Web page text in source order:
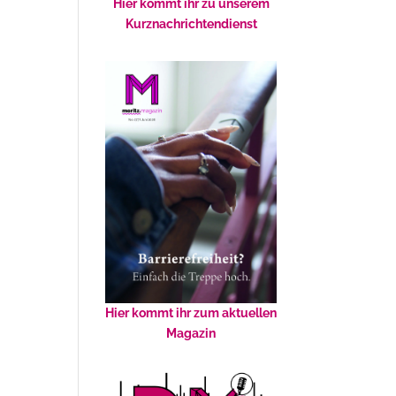
Hier kommt ihr zu unserem
Kurznachrichtendienst
Hier kommt ihr zum aktuellen
Magazin